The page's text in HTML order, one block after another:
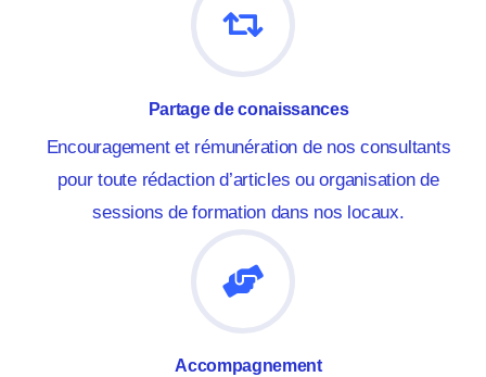
Partage de conaissances
Encouragement et rémunération de nos consultants
pour toute rédaction d’articles ou organisation de
sessions de formation dans nos locaux.
Accompagnement